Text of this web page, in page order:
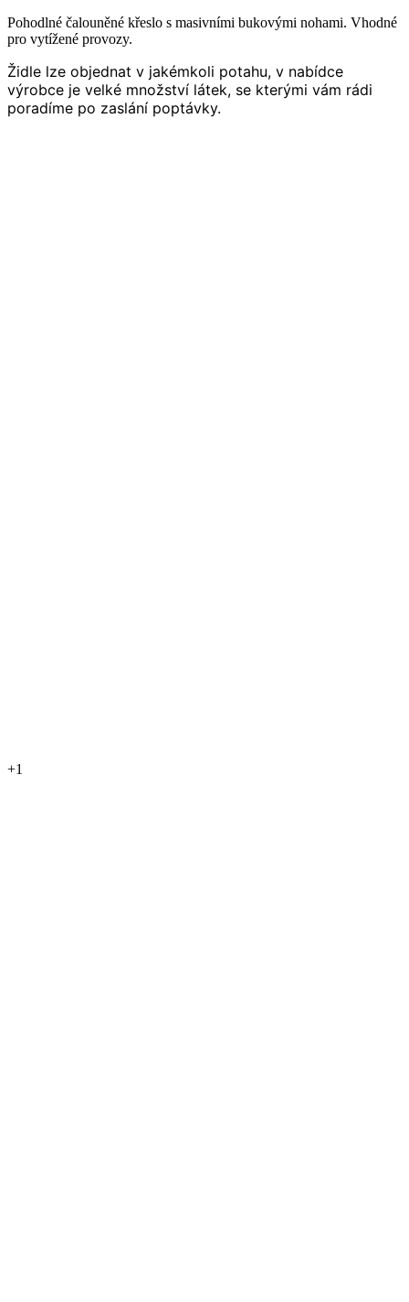
Pohodlné čalouněné křeslo s masivními bukovými nohami. Vhodné
pro vytížené provozy.
Židle lze objednat v jakémkoli potahu, v nabídce
výrobce je velké množství látek, se kterými vám rádi
poradíme po zaslání poptávky.
+1